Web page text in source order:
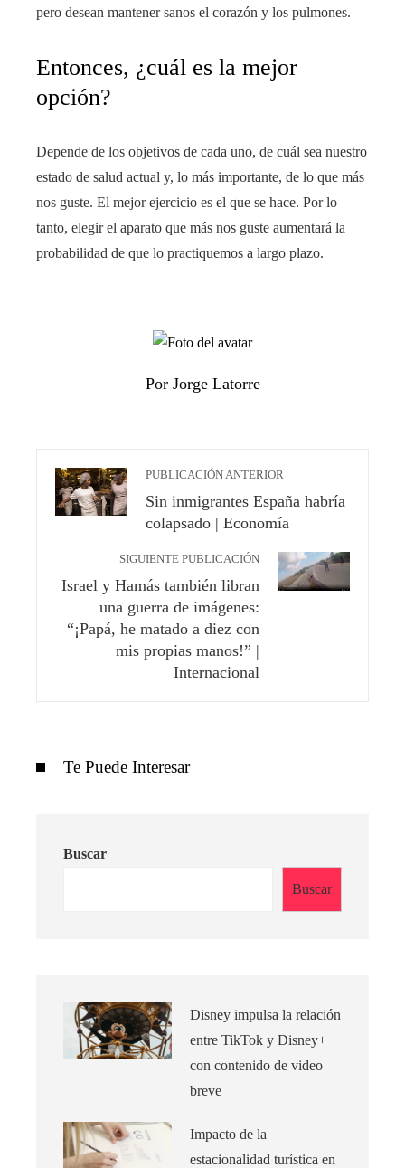
pero desean mantener sanos el corazón y los pulmones.
Entonces, ¿cuál es la mejor
opción?
Depende de los objetivos de cada uno, de cuál sea nuestro
estado de salud actual y, lo más importante, de lo que más
nos guste. El mejor ejercicio es el que se hace. Por lo
tanto, elegir el aparato que más nos guste aumentará la
probabilidad de que lo practiquemos a largo plazo.
Por Jorge Latorre
PUBLICACIÓN ANTERIOR
Sin inmigrantes España habría
colapsado | Economía
SIGUIENTE PUBLICACIÓN
Israel y Hamás también libran
una guerra de imágenes:
“¡Papá, he matado a diez con
mis propias manos!” |
Internacional
Te Puede Interesar
Buscar
Buscar
Disney impulsa la relación
entre TikTok y Disney+
con contenido de video
breve
Impacto de la
estacionalidad turística en